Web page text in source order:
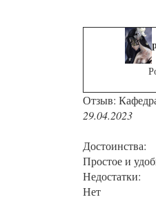
Отзыв:
29.04.2023
Достоинства:
Простое и
Недостатки:
Нет